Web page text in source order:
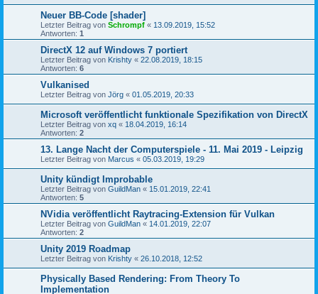
Neuer BB-Code [shader]
Letzter Beitrag von Schrompf « 13.09.2019, 15:52
Antworten: 1
DirectX 12 auf Windows 7 portiert
Letzter Beitrag von Krishty « 22.08.2019, 18:15
Antworten: 6
Vulkanised
Letzter Beitrag von Jörg « 01.05.2019, 20:33
Microsoft veröffentlicht funktionale Spezifikation von DirectX
Letzter Beitrag von xq « 18.04.2019, 16:14
Antworten: 2
13. Lange Nacht der Computerspiele - 11. Mai 2019 - Leipzig
Letzter Beitrag von Marcus « 05.03.2019, 19:29
Unity kündigt Improbable
Letzter Beitrag von GuildMan « 15.01.2019, 22:41
Antworten: 5
NVidia veröffentlicht Raytracing-Extension für Vulkan
Letzter Beitrag von GuildMan « 14.01.2019, 22:07
Antworten: 2
Unity 2019 Roadmap
Letzter Beitrag von Krishty « 26.10.2018, 12:52
Physically Based Rendering: From Theory To
Implementation